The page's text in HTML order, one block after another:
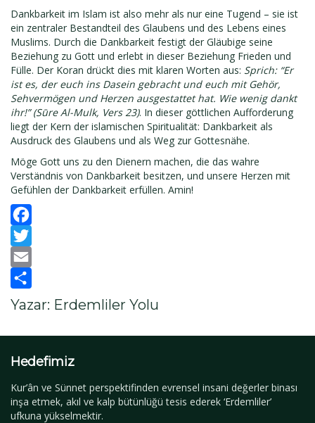
Dankbarkeit im Islam ist also mehr als nur eine Tugend – sie ist
ein zentraler Bestandteil des Glaubens und des Lebens eines
Muslims. Durch die Dankbarkeit festigt der Gläubige seine
Beziehung zu Gott und erlebt in dieser Beziehung Frieden und
Fülle. Der Koran drückt dies mit klaren Worten aus: Sprich: “Er
ist es, der euch ins Dasein gebracht und euch mit Gehör,
Sehvermögen und Herzen ausgestattet hat. Wie wenig dankt
ihr!” (Sūre Al-Mulk, Vers 23). In dieser göttlichen Aufforderung
liegt der Kern der islamischen Spiritualität: Dankbarkeit als
Ausdruck des Glaubens und als Weg zur Gottesnähe.
Möge Gott uns zu den Dienern machen, die das wahre
Verständnis von Dankbarkeit besitzen, und unsere Herzen mit
Gefühlen der Dankbarkeit erfüllen. Amin!
Facebook
Twitter
Email
Paylaş
Yazar: Erdemliler Yolu
Hedefimiz
Kur’ân ve Sünnet perspektifinden evrensel insani değerler binası
inşa etmek, akıl ve kalp bütünlüğü tesis ederek ‘Erdemliler’
ufkuna yükselmektir.